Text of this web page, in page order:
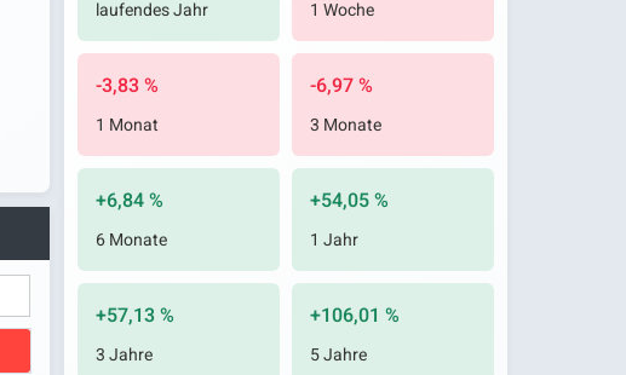
laufendes Jahr 1 Woche
-3,83 %
1 Monat
-6,97 %
3 Monate
+6,84 %
6 Monate
+54,05 %
1 Jahr
+57,13 %
3 Jahre
+106,01 %
5 Jahre